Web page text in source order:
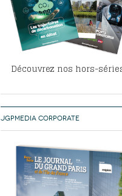
Découvrez nos hors-
JGPMEDIA CORPORATE